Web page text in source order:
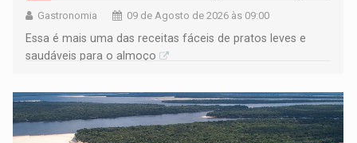
Gastronomia 09 de Agosto de 2026 às 09:00
Essa é mais uma das receitas fáceis de pratos leves e
saudáveis para o almoço